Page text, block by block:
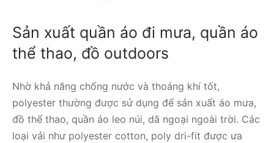
Sản xuất quần áo đi mưa, quần áo
thể thao, đồ outdoors
Nhờ khả năng chống nước và thoáng khí tốt,
polyester thường được sử dụng để sản xuất áo mưa,
đồ thể thao, quần áo leo núi, dã ngoại ngoài trời. Các
loại vải như polyester cotton, poly dri-fit được ưa